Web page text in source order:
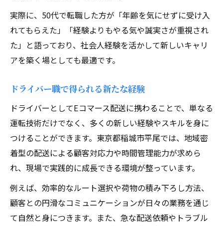
実際に、50代で転職した方が「年齢を気にせずに受け入
れてもらえた」「経験よりもやる気や誠実さが重視され
た」と語っており、社会人経験を活かして新しいキャリ
アを築く場としても最適です。
ドライバー職で得られる新たな経験
ドライバーとしてEコマース配送に携わることで、単なる
運転技術だけでなく、多くの新しい経験やスキルを身に
つけることができます。東京都稲城市平尾では、地域密
着型の配送による顧客対応力や時間管理能力が求めら
れ、現場で実践的に成長できる環境が整っています。
例えば、効率的なルート選択や荷物の積み下ろし方法、
顧客との円滑なコミュニケーションが日々の業務を通じ
て自然と身につきます。また、急な配送依頼やトラブル